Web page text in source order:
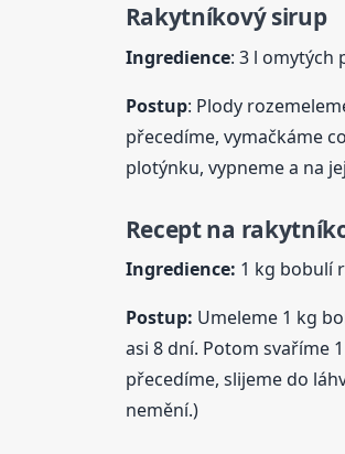
Rakytníkový sirup
Ingredience: 3 l omytých
Postup: Plody
přecedíme, vymačkáme
plotýnku, vypneme a na
Recept na
Ingredience: 1 kg bobulí
Postup: Umeleme 1 kg
asi 8 dní. Potom svaříme
přecedíme, slijeme do
nemění.)